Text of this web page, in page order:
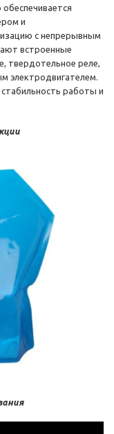
и
с непрерывным
встроенные
твердотельное реле,
электродвигателем.
работы и